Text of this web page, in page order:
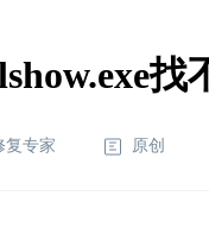
复专家 原创